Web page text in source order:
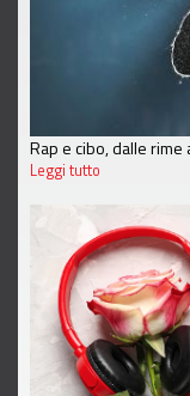
Rap e cibo, dalle
Leggi tutto